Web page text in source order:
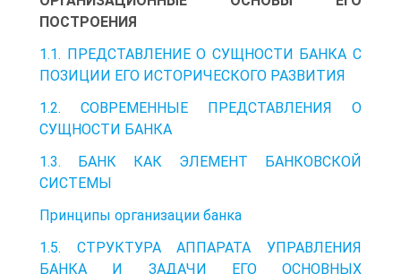
ПОСТРОЕНИЯ
1.1. ПРЕДСТАВЛЕНИЕ О СУЩНОСТИ БАНКА С
ПОЗИЦИИ ЕГО ИСТОРИЧЕСКОГО РАЗВИТИЯ
1.2. СОВРЕМЕННЫЕ ПРЕДСТАВЛЕНИЯ О
СУЩНОСТИ БАНКА
1.3. БАНК КАК ЭЛЕМЕНТ БАНКОВСКОЙ
СИСТЕМЫ
Принципы организации банка
1.5. СТРУКТУРА АППАРАТА УПРАВЛЕНИЯ
БАНКА И ЗАДАЧИ ЕГО ОСНОВНЫХ